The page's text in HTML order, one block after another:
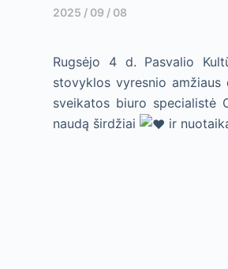
2025 / 09 / 08
Rugsėjo 4 d. Pasvalio
stovyklos vyresnio amžiaus
sveikatos biuro specialistė
naudą širdžiai
ir